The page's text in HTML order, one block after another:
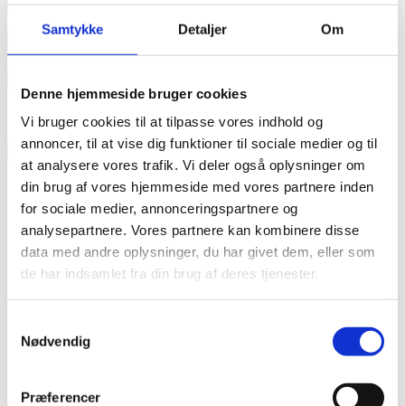
Samtykke Detaljer Om
Denne hjemmeside bruger cookies
Vi bruger cookies til at tilpasse vores indhold og
annoncer, til at vise dig funktioner til sociale medier og til
at analysere vores trafik. Vi deler også oplysninger om
din brug af vores hjemmeside med vores partnere inden
for sociale medier, annonceringspartnere og
analysepartnere. Vores partnere kan kombinere disse
data med andre oplysninger, du har givet dem, eller som
de har indsamlet fra din brug af deres tjenester.
Nødvendig
Præferencer
annonce
RAINBOW BUSINESS DENMARK